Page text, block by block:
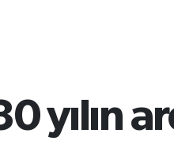
yılın